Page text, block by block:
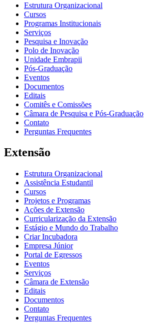
Estrutura Organizacional
Cursos
Programas Institucionais
Serviços
Pesquisa e Inovação
Polo de Inovação
Unidade Embrapii
Pós-Graduação
Eventos
Documentos
Editais
Comitês e Comissões
Câmara de Pesquisa e Pós-Graduação
Contato
Perguntas Frequentes
Extensão
Estrutura Organizacional
Assistência Estudantil
Cursos
Projetos e Programas
Ações de Extensão
Curricularização da Extensão
Estágio e Mundo do Trabalho
Criar Incubadora
Empresa Júnior
Portal de Egressos
Eventos
Serviços
Câmara de Extensão
Editais
Documentos
Contato
Perguntas Frequentes